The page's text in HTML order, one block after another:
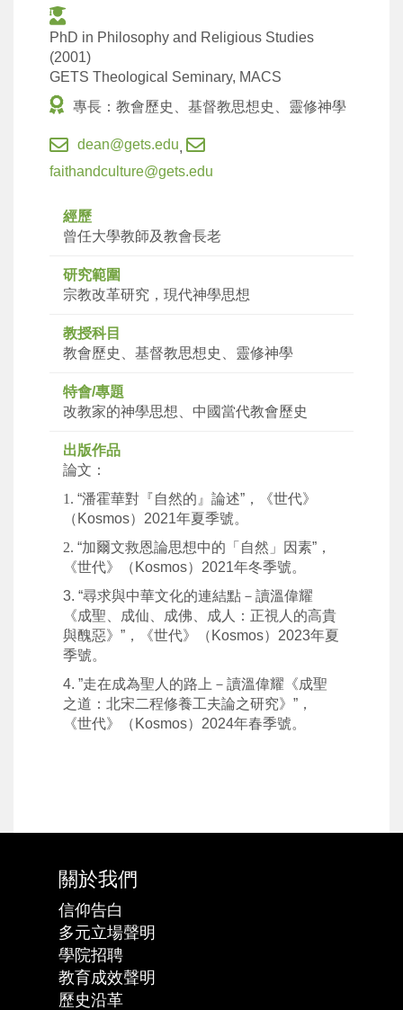
PhD in Philosophy and Religious Studies
(2001)
GETS Theological Seminary, MACS
專長：教會歷史、基督教思想史、靈修神學
dean@gets.edu,
faithandculture@gets.edu
經歷
曾任大學教師及教會長老
研究範圍
宗教改革研究，現代神學思想
教授科目
教會歷史、基督教思想史、靈修神學
特會/專題
改教家的神學思想、中國當代教會歷史
出版作品
論文：
1. “潘霍華對『自然的』論述” ，《世代》
（ Kosmos） 2021年夏季號。
2. “加爾文救恩論思想中的「自然」因素” ，
《世代》（ Kosmos） 2021年冬季號。
3. “尋求與中華文化的連結點－讀溫偉耀
《成聖、成仙、成佛、成人：正視人的高貴
與醜惡》 ” ，《世代》（ Kosmos） 2023年夏
季號。
4. ”走在成為聖人的路上－讀溫偉耀《成聖
之道：北宋二程修養工夫論之研究》 ” ，
《世代》（ Kosmos） 2024年春季號。
關於我們
信仰告白
多元立場聲明
學院招聘
教育成效聲明
歷史沿革